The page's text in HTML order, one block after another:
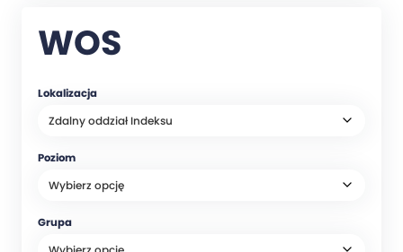
WOS
Lokalizacja
Poziom
Grupa